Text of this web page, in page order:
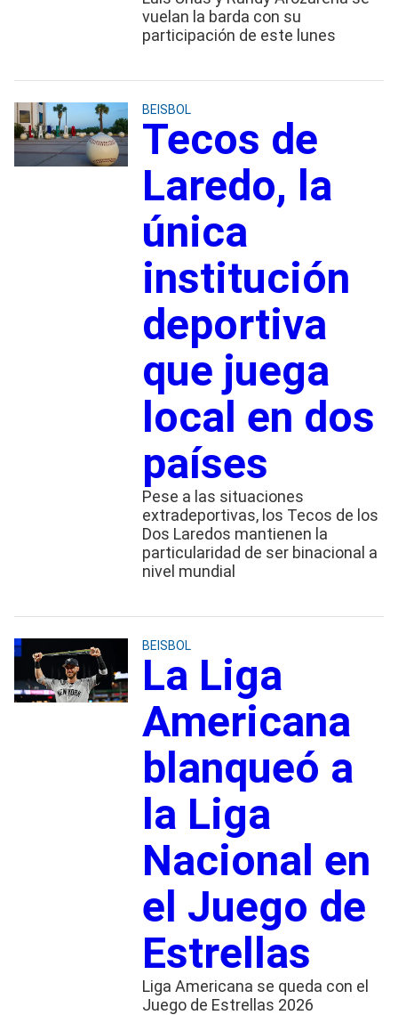
vuelan la barda con su
participación de este lunes
BEISBOL
Tecos de
Laredo, la
única
institución
deportiva
que juega
local en dos
países
Pese a las situaciones
extradeportivas, los Tecos de los
Dos Laredos mantienen la
particularidad de ser binacional a
nivel mundial
BEISBOL
La Liga
Americana
blanqueó a
la Liga
Nacional en
el Juego de
Estrellas
Liga Americana se queda con el
Juego de Estrellas 2026